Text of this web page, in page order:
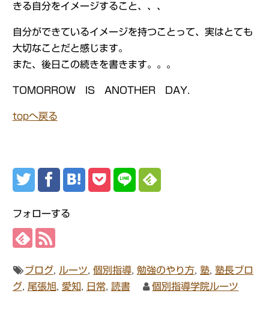
きる自分をイメージすること、、、
自分ができているイメージを持つことって、実はとても
大切なことだと感じます。
また、後日この続きを書きます。。。
TOMORROW IS ANOTHER DAY.
topへ戻る
フォローする
ブログ ルーツ ,個別指導 ,勉強のやり方 ,塾 ,塾長ブロ
グ, 尾張旭, 愛知 日常 読書 個別指導学院ルーツ